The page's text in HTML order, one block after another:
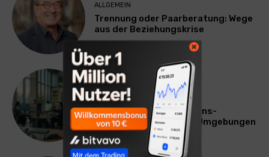
ALLGEMEIN
Trennung oder Paarberatung: Wege
aus der Beziehungskrise
TECHNIK
SourcingBlox startet
CentaurNexus: Operations-
Plattform für Zscaler-Umgebungen